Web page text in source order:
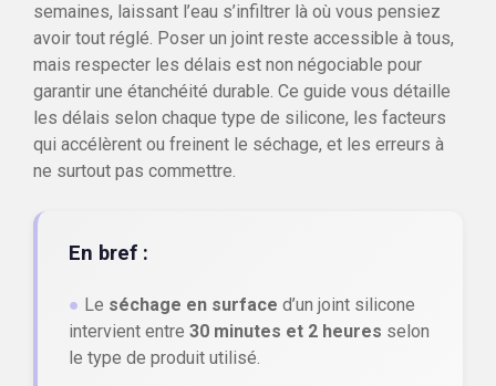
semaines, laissant l’eau s’infiltrer là où vous pensiez
avoir tout réglé. Poser un joint reste accessible à tous,
mais respecter les délais est non négociable pour
garantir une étanchéité durable. Ce guide vous détaille
les délais selon chaque type de silicone, les facteurs
qui accélèrent ou freinent le séchage, et les erreurs à
ne surtout pas commettre.
En bref :
● Le séchage en surface d’un joint silicone
intervient entre 30 minutes et 2 heures selon
le type de produit utilisé.